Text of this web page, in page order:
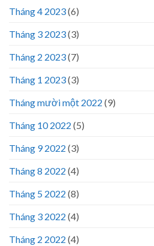
Tháng 4 2023(6)
Tháng 3 2023(3)
Tháng 2 2023(7)
Tháng 1 2023(3)
Tháng mười một 2022 (9)
Tháng 10 2022 (5)
Tháng 9 2022 (3)
Tháng 8 2022 (4)
Tháng 5 2022 (8)
Tháng 3 2022 (4)
Tháng 2 2022 (4)